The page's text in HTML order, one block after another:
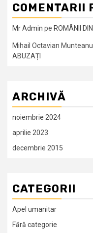
COMENTARII
Mr Admin pe ROMÂNII
Mihail Octavian Munteanu
ABUZAȚI
ARCHIVĂ
noiembrie 2024
aprilie 2023
decembrie 2015
CATEGORII
Apel umanitar
Fără categorie